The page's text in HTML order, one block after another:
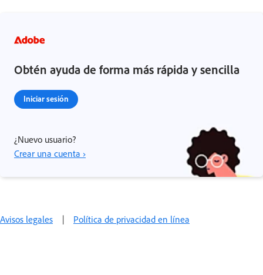
Obtén ayuda de forma más rápida y sencilla
Iniciar sesión
¿Nuevo usuario?
Crear una cuenta ›
Avisos legales | Política de privacidad en línea